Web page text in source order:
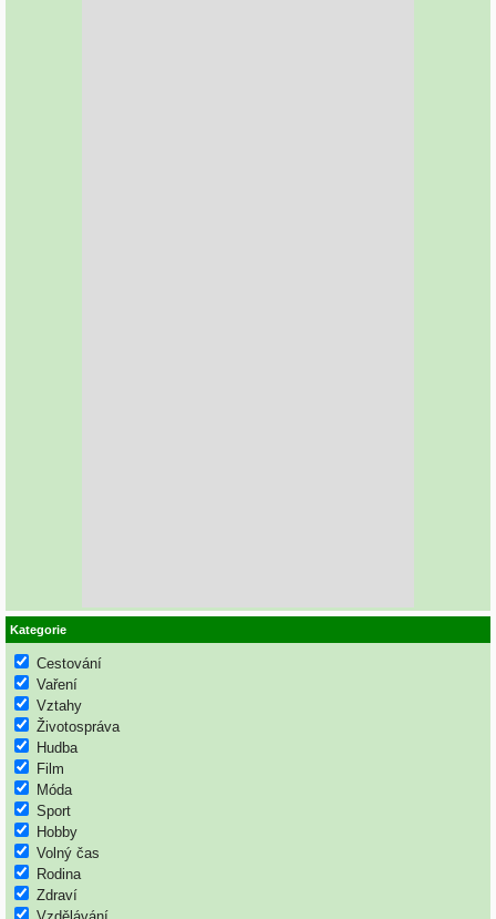
Kategorie
Cestování
Vaření
Vztahy
Životospráva
Hudba
Film
Móda
Sport
Hobby
Volný čas
Rodina
Zdraví